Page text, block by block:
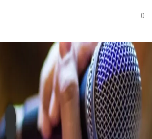
0